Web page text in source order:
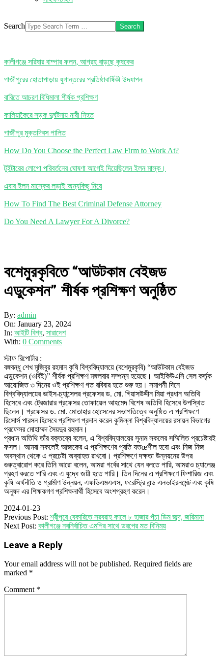
Search
কালীগঞ্জে সরিষার বাম্পার ফলন, আগ্রহ বাড়ছে কৃষকের
গাজীপুরের হোতাপাড়ায় যুগান্তরের প্রতিষ্ঠাবার্ষিকী উদযাপন
বারিতে আচরণ বিধিমালা শীর্ষক প্রশিক্ষণ
কালিয়াকৈরে সড়ক দুর্ঘটনায় নারী নিহত
গাজীপুর মুক্তদিবস পালিত
How Do You Choose the Perfect Law Firm to Work At?
টুইটারের লোগো পরিবর্তনের ঘোষণা আগেই দিয়েছিলেন ইলন মাস্ক।
এবার ইলন মাস্কের লড়াই অন্যকিছু নিয়ে
How To Find The Best Criminal Defense Attorney
Do You Need A Lawyer For A Divorce?
বশেমুরকৃবিতে “আউটকাম বেইজড
এডুকেশন” শীর্ষক প্রশিক্ষণ অনুষ্ঠিত
By: admin
On: January 23, 2024
In: আইটি বিশ্ব, সারাদেশ
With: 0 Comments
স্টাফ রিপোর্টার :
বঙ্গবন্ধু শেখ মুজিবুর রহমান কৃষি বিশ্ববিদ্যালয়ে (বশেমুরকৃবি) “আউটকাম বেইজড
এডুকেশন (ওবিই)” শীর্ষক প্রশিক্ষণ মঙ্গলবার সম্পন্ন হয়েছে। আইকিউএসি সেল কর্তৃক
আয়োজিত ৩ দিনের ওই প্রশিক্ষণ গত রবিবার হতে শুরু হয়। সমাপনী দিনে
বিশ্ববিদ্যালয়ের ভাইস-চ্যান্সেলর প্রফেসর ড. মো. গিয়াসউদ্দীন মিয়া প্রধান অতিথি
হিসেবে এবং ট্রেজারার প্রফেসর তোফায়েল আহমেদ বিশেষ অতিথি হিসেবে উপস্থিত
ছিলেন। প্রফেসর ড. মো. মোতাহার হোসেনের সভাপতিত্বে অনুষ্ঠিত এ প্রশিক্ষণে
রিসোর্স পারসন হিসেবে প্রশিক্ষণ প্রদান করেন কুমিল্লা বিশ্ববিদ্যালয়ের রসায়ন বিভাগের
প্রফেসর মোহাম্মদ সৈয়দুর রহমান।
প্রধান অতিথি তাঁর বক্তব্যে বলেন, এ বিশ্ববিদ্যালয়ের সুনাম সকলের সম্মিলিত প্রচেষ্টারই
ফসল। আমরা সকলেই আজকের এ প্রশিক্ষণের প্রতি যতœশীল হবো এবং নিজ নিজ
অবস্থান থেকে এ প্রচেষ্টা অব্যাহত রাখবো। প্রশিক্ষণে দক্ষতা উন্নয়নের উপর
গুরুত্বারোপ করে তিনি আরো বলেন, আমরা গর্বের সাথে যেন বলতে পারি, আমরাও চ্যালেঞ্জ
গ্রহণ করতে পারি এবং এ যুদ্ধে জয়ী হতে পারি। তিন দিনের এ প্রশিক্ষণে ফিশারিজ এবং
কৃষি অর্থনীতি ও গ্রামীণ উন্নয়ন, এফভিএমএএস, ফরেস্ট্রি এন্ড এনভাইরনমেন্ট এবং কৃষি
অনুষদ এর শিক্ষকগণ প্রশিক্ষনার্থী হিসেবে অংশগ্রহণ করেন।
2024-01-23
Previous Post:শ্রীপুরে বেকারিতে সরবরাহ কালে ৮ হাজার পঁচা ডিম জব্দ, জরিমানা
Next Post: কালীগঞ্জে নবনির্বাচিত এমপির সাথে ডরপের মত বিনিময়
Leave a Reply
Your email address will not be published. Required fields are
marked *
Comment *